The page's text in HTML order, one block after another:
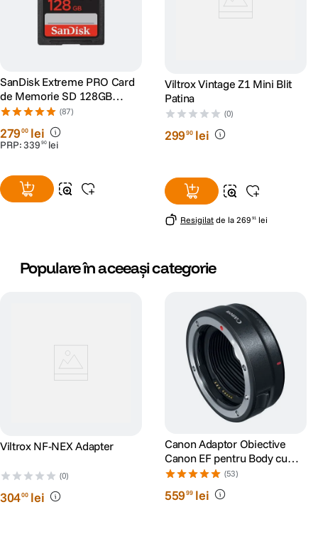
SanDisk Extreme PRO Card
de Memorie SD 128GB
SDXC UHS-I Class 10 U3 V30
+ 2 Ani RescuePRO Deluxe
(87)
27900 lei
PRP:339 90 lei
Viltrox Vintage Z1 Mini Blit
Patina
(0)
29990 lei
Resigilat de la 269 91 lei
Populare în aceeași categorie
Viltrox NF-NEX Adapter
(0)
30400 lei
Canon Adaptor Obiective
Canon EF pentru Body cu
Montura RF (53)
55999 lei